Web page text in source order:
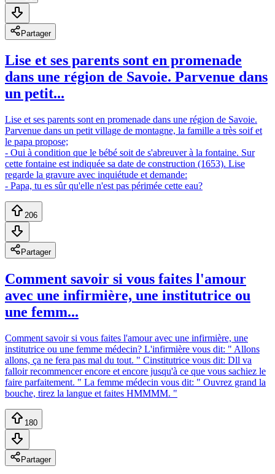
Partager
Lise et ses parents sont en promenade
dans une région de Savoie. Parvenue dans
un petit...
Lise et ses parents sont en promenade dans une région de Savoie.
Parvenue dans un petit village de montagne, la famille a très soif et
le papa propose;
- Oui à condition que le bébé soit de s'abreuver à la fontaine. Sur
cette fontaine est indiquée sa date de construction (1653). Lise
regarde la gravure avec inquiétude et demande:
- Papa, tu es sûr qu'elle n'est pas périmée cette eau?
206
Partager
Comment savoir si vous faites l'amour
avec une infirmière, une institutrice ou
une femm...
Comment savoir si vous faites l'amour avec une infirmière, une
institutrice ou une femme médecin? L'infirmière vous dit: " Allons
allons, ça ne fera pas mal du tout. " Cinstitutrice vous dit: Dll va
falloir recommencer encore et encore jusqu'à ce que vous sachiez le
faire parfaitement. " La femme médecin vous dit: " Ouvrez grand la
bouche, tirez la langue et faites HMMMM. "
180
Partager